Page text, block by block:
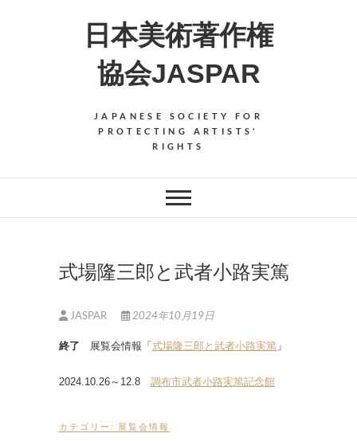
日本美術著作権
協会JASPAR
JAPANESE SOCIETY FOR
PROTECTING ARTISTS'
RIGHTS
式場隆三郎と武者小路実篤
JASPAR 2024年10月19日
終了 展覧会情報「 式場隆三郎と武者小路実篤 」
2024.10.26～12.8 調布市武者小路実篤記念館
カテゴリー: 展覧会情報